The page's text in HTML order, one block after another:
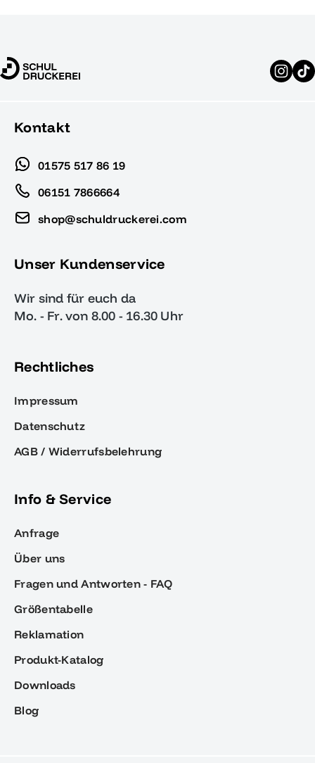
Kontakt
01575 517 86 19
06151 7866664
shop@schuldruckerei.com
Unser Kundenservice
Wir sind für euch da
Mo. - Fr. von 8.00 - 16.30 Uhr
Rechtliches
Impressum
Datenschutz
AGB / Widerrufsbelehrung
Info & Service
Anfrage
Über uns
Fragen und Antworten - FAQ
Größentabelle
Reklamation
Produkt-Katalog
Downloads
Blog